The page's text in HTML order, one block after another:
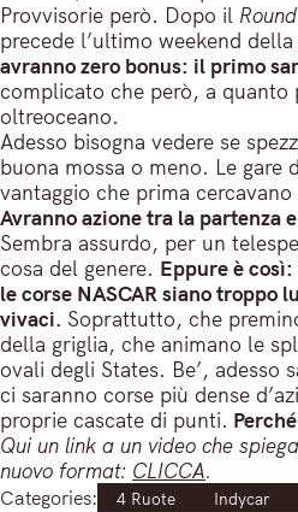
Provvisorie però. Dopo il
precede l’ultimo weekend
avranno zero bonus: il primo
complicato che però, a quanto
oltreoceano.
Adesso bisogna vedere se
buona mossa o meno. Le gare
vantaggio che prima
Avranno azione tra la partenza
Sembra assurdo, per un
cosa del genere. Eppure è
le corse NASCAR siano troppo
vivaci. Soprattutto, che
della griglia, che animano le
ovali degli States. Be’, adesso
ci saranno corse più dense
proprie cascate di punti.
Qui un link a un video che
nuovo format: CLICCA.
Categories: 4 Ruote Indycar